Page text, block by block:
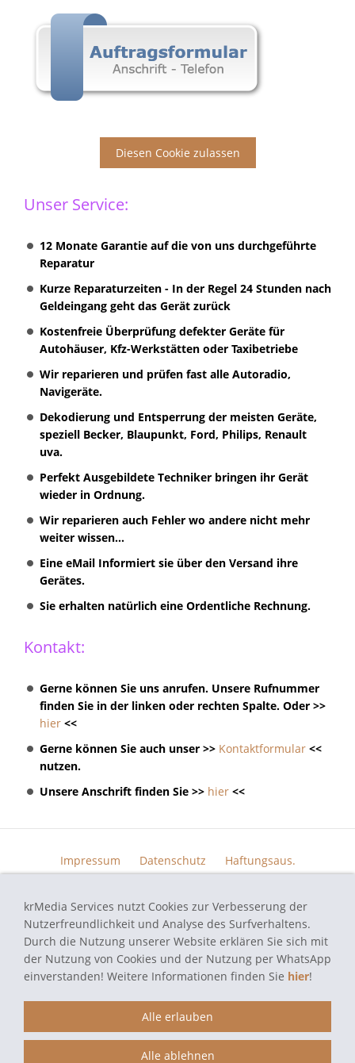
Diesen Cookie zulassen
Unser Service:
12 Monate Garantie auf die von uns durchgeführte
Reparatur
Kurze Reparaturzeiten - In der Regel 24 Stunden nach
Geldeingang geht das Gerät zurück
Kostenfreie Überprüfung defekter Geräte für
Autohäuser, Kfz-Werkstätten oder Taxibetriebe
Wir reparieren und prüfen fast alle Autoradio,
Navigeräte.
Dekodierung und Entsperrung der meisten Geräte,
speziell Becker, Blaupunkt, Ford, Philips, Renault
uva.
Perfekt Ausgebildete Techniker bringen ihr Gerät
wieder in Ordnung.
Wir reparieren auch Fehler wo andere nicht mehr
weiter wissen...
Eine eMail Informiert sie über den Versand ihre
Gerätes.
Sie erhalten natürlich eine Ordentliche Rechnung.
Kontakt:
Gerne können Sie uns anrufen. Unsere Rufnummer
finden Sie in der linken oder rechten Spalte. Oder >>
hier <<
Gerne können Sie auch unser >> Kontaktformular <<
nutzen.
Unsere Anschrift finden Sie >> hier <<
Impressum Datenschutz
Haftungsaus.
Funktionsgarantie
autoradio-navi-doktor.de - Navi Reparatur Service - Alle verwendeten
Marken der jeweiligen Eigentümer und dienen hier nur der
Beschreibung.
krMedia Services nutzt Cookies zur Verbesserung der
Nutzerfreundlichkeit und Analyse des Surfverhaltens.
Durch die Nutzung unserer Website erklären Sie sich mit
der Nutzung von Cookies und der Nutzung per WhatsApp
einverstanden! Weitere Informationen finden Sie hier!
Alle erlauben
Alle ablehnen